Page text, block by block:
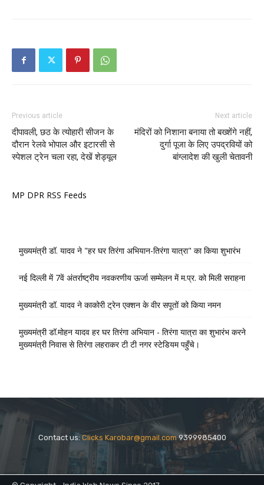
Previous article
दीपावली, छठ के त्योहारी सीजन के
दौरान रेलवे भोपाल और इटारसी से
स्पेशल ट्रेन चला रहा, देखें शेड्यूल
Next article
मंदिरों को निशाना बनाया तो बख्शेंगे नहीं,
दुर्गा पूजा के लिए उपद्रवियों को
बांग्लादेश की खुली चेतावनी
MP DPR RSS Feeds
मुख्यमंत्री डॉ. यादव ने "हर घर तिरंगा अभियान-तिरंगा यात्रा" का किया शुभारंभ
नई दिल्ली में 7वें अंतर्राष्ट्रीय नवकरणीय ऊर्जा सम्मेलन में म.प्र. को मिली सराहना
मुख्यमंत्री डॉ. यादव ने काकोरी ट्रेन एक्शन के वीर सपूतों को किया नमन
मुख्यमंत्री डॉ.मोहन यादव हर घर तिरंगा अभियान - तिरंगा यात्रा का शुभारंभ करने
मुख्यमंत्री निवास से तिरंगा लहराकर टी टी नगर स्टेडियम पहुँचे।
Contact us: Clicks Karobar@gmail.com9399985400